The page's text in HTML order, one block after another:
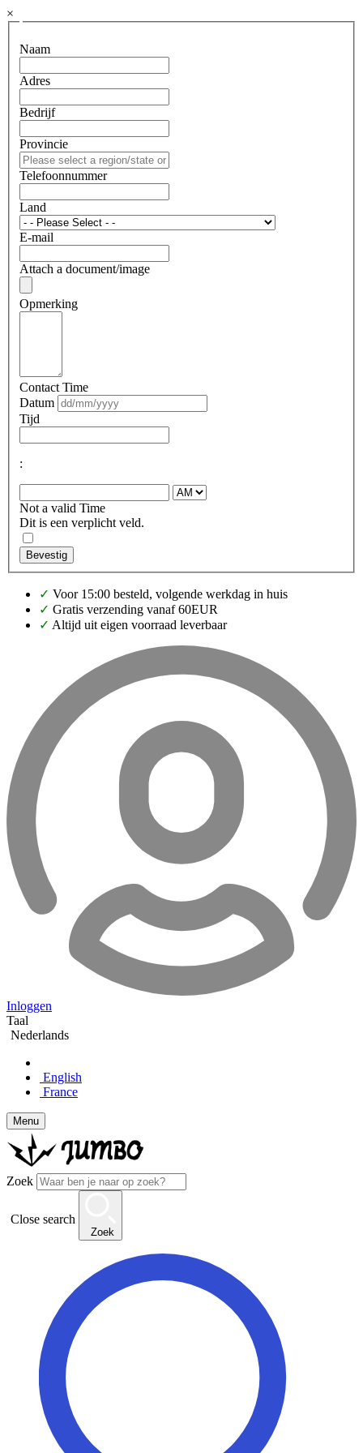
×
Naam
Adres
Bedrijf
Provincie
Telefoonnummer
Land
E-mail
Attach a document/image
Opmerking
Contact Time
Datum
Tijd
:
Not a valid Time
Dit is een verplicht veld.
Bevestig
✓ Voor 15:00 besteld, volgende werkdag in huis
✓ Gratis verzending vanaf 60EUR
✓ Altijd uit eigen voorraad leverbaar
Inloggen
Taal
Nederlands
English
France
Menu
Zoek
Close search
Zoek